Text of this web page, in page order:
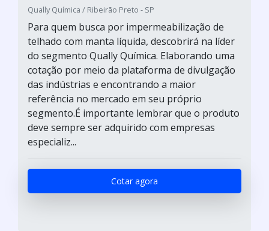
Qually Química / Ribeirão Preto - SP
Para quem busca por impermeabilização de
telhado com manta líquida, descobrirá na líder
do segmento Qually Química. Elaborando uma
cotação por meio da plataforma de divulgação
das indústrias e encontrando a maior
referência no mercado em seu próprio
segmento.É importante lembrar que o produto
deve sempre ser adquirido com empresas
especializ...
Cotar agora